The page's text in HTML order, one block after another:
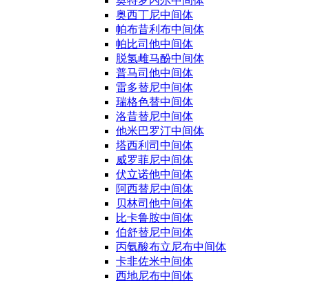
奥西丁尼中间体
帕布昔利布中间体
帕比司他中间体
脱氢雌马酚中间体
普马司他中间体
雷多替尼中间体
瑞格色替中间体
洛昔替尼中间体
他米巴罗汀中间体
塔西利司中间体
威罗菲尼中间体
伏立诺他中间体
阿西替尼中间体
贝林司他中间体
比卡鲁胺中间体
伯舒替尼中间体
丙氨酸布立尼布中间体
卡非佐米中间体
西地尼布中间体